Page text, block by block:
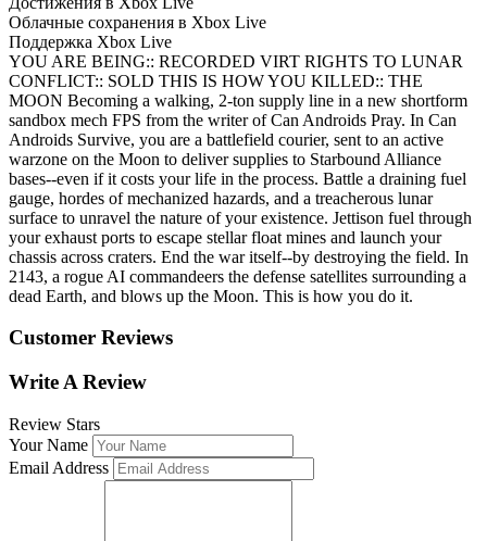
Облачные соxранения в Xbox Live
Поддержка Xbox Live
YOU ARE BEING:: RECORDED VIRT RIGHTS TO LUNAR
CONFLICT:: SOLD THIS IS HOW YOU KILLED:: THE
MOON Becoming a walking, 2-ton supply line in a new shortform
sandbox mech FPS from the writer of Can Androids Pray. In Can
Androids Survive, you are a battlefield courier, sent to an active
warzone on the Moon to deliver supplies to Starbound Alliance
bases--even if it costs your life in the process. Battle a draining fuel
gauge, hordes of mechanized hazards, and a treacherous lunar
surface to unravel the nature of your existence. Jettison fuel through
your exhaust ports to escape stellar float mines and launch your
chassis across craters. End the war itself--by destroying the field. In
2143, a rogue AI commandeers the defense satellites surrounding a
dead Earth, and blows up the Moon. This is how you do it.
Customer Reviews
Write A Review
Review Stars
Your Name
Email Address